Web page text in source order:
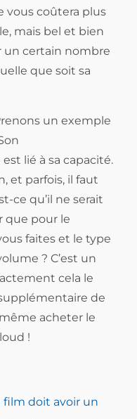
vous coûtera plus
mais bel et bien
un certain nombre
que soit sa
un exemple
lié à sa capacité.
et parfois, il faut
ce qu’il ne serait
que pour le
faites et le type
? C’est un
cela le
de
acheter le
!
film doit avoir un